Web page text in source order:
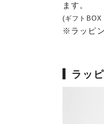
ます。
(ギフトBOX
※ラッピ
ラッ